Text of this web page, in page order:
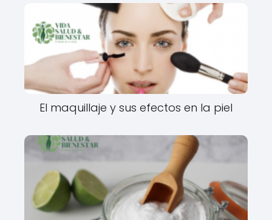
El maquillaje y sus efectos en la piel